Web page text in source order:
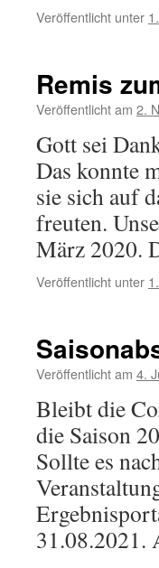
Veröffentlicht unter
Remis
Veröffentlicht am 2.
Gott sei
Das konnte
sie sich auf
freuten.
März 2020.
Veröffentlicht unter
Veröffentlicht am 4.
Bleibt die
die Saison
Sollte es
31.08.2021.